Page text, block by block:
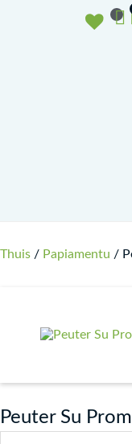
Thuis / Papiamentu /
Peuter Su